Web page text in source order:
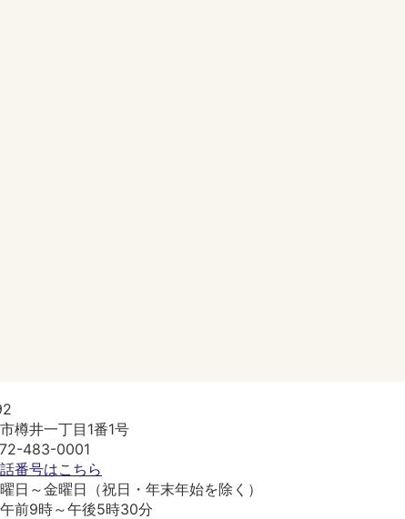
樽井一丁目1番1号
483-0001
番号はこちら
日～金曜日（祝日・年末年始を除く）
前9時～午後5時30分